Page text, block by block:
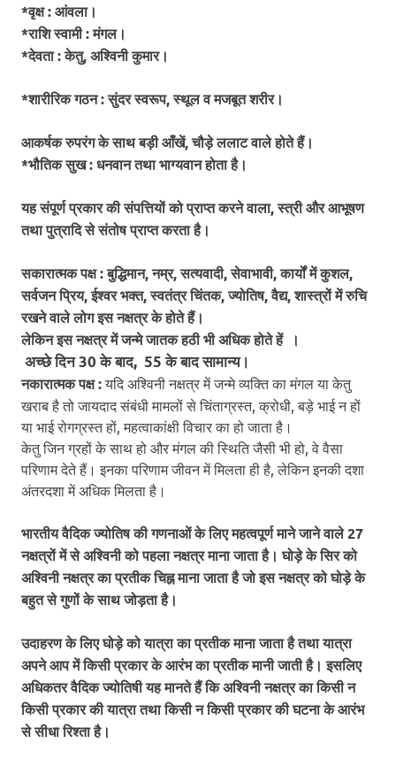
*वृक्ष : आंवला।
*राशि स्वामी : मंगल।
*देवता : केतु, अश्विनी कुमार।
*शारीरिक गठन : सुंदर स्वरूप, स्थूल व मजबूत शरीर।
आकर्षक रुपरंग के साथ बड़ी आँखें, चौड़े ललाट वाले होते हैं।
*भौतिक सुख : धनवान तथा भाग्यवान होता है।
यह संपूर्ण प्रकार की संपत्तियों को प्राप्त करने वाला, स्त्री और आभूषण
तथा पुत्रादि से संतोष प्राप्त करता है।
सकारात्मक पक्ष :बुद्धिमान, नम्र, सत्यवादी, सेवाभावी, कार्यों में कुशल,
सर्वजन प्रिय, ईश्वर भक्त, स्वतंत्र चिंतक, ज्योतिष, वैद्य, शास्त्रों में रुचि
रखने वाले लोग इस नक्षत्र के होते हैं।
लेकिन इस नक्षत्र में जन्मे जातक हठी भी अधिक होते हें ।
अच्छे दिन 30 के बाद, 55 के बाद सामान्य।
नकारात्मक पक्ष :यदि अश्विनी नक्षत्र में जन्मे व्यक्ति का मंगल या केतु
खराब है तो जायदाद संबंधी मामलों से चिंताग्रस्त, क्रोधी, बड़े भाई न हों
या भाई रोगग्रस्त हों, महत्वाकांक्षी विचार का हो जाता है।
केतु जिन ग्रहों के साथ हो और मंगल की स्थिति जैसी भी हो, वे वैसा
परिणाम देते हैं। इनका परिणाम जीवन में मिलता ही है, लेकिन इनकी दशा
अंतरदशा में अधिक मिलता है।
भारतीय वैदिक ज्योतिष की गणनाओं के लिए महत्वपूर्ण माने जाने वाले 27
नक्षत्रों में से अश्विनी को पहला नक्षत्र माना जाता है। घोड़े के सिर को
अश्विनी नक्षत्र का प्रतीक चिह्न माना जाता है जो इस नक्षत्र को घोड़े के
बहुत से गुणों के साथ जोड़ता है।
उदाहरण के लिए घोड़े को यात्रा का प्रतीक माना जाता है तथा यात्रा
अपने आप में किसी प्रकार के आरंभ का प्रतीक मानी जाती है। इसलिए
अधिकतर वैदिक ज्योतिषी यह मानते हैं कि अश्विनी नक्षत्र का किसी न
किसी प्रकार की यात्रा तथा किसी न किसी प्रकार की घटना के आरंभ
से सीधा रिश्ता है।